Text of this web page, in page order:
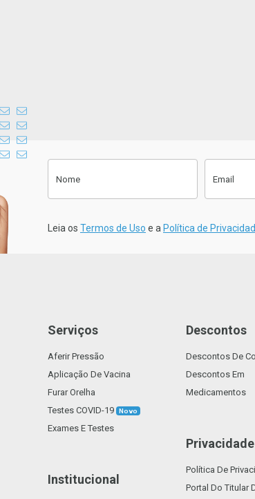
Nome Email
Leia os Termos de Uso e a Política de
Serviços
Aferir Pressão
Aplicação De Vacina
Furar Orelha
Testes COVID-19
Novo
Exames E Testes
Institucional
Descontos
Descontos De
Descontos Em
Medicamentos
Privacidade
Política De
Portal Do Titular
Anexe a sua Receita
Clique aqui para fazer o Upload da
Voltar Confirmar